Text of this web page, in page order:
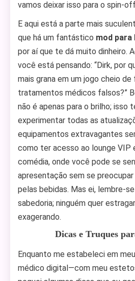
vamos deixar isso para o spin-
E aqui está a parte mais
que há um fantástico mod
por aí que te dá muito dinheiro.
você está pensando: “Dirk, por
mais grana em um jogo cheio
tratamentos médicos falsos?”
não é apenas para o brilho; isso
experimentar todas as
equipamentos extravagantes
como ter acesso ao lounge VIP
comédia, onde você pode se
apresentação sem se
pelas bebidas. Mas ei, lembre-
sabedoria; ninguém quer
exagerando.
Dicas e Truques
Enquanto me estabeleci em
médico digital—com meu